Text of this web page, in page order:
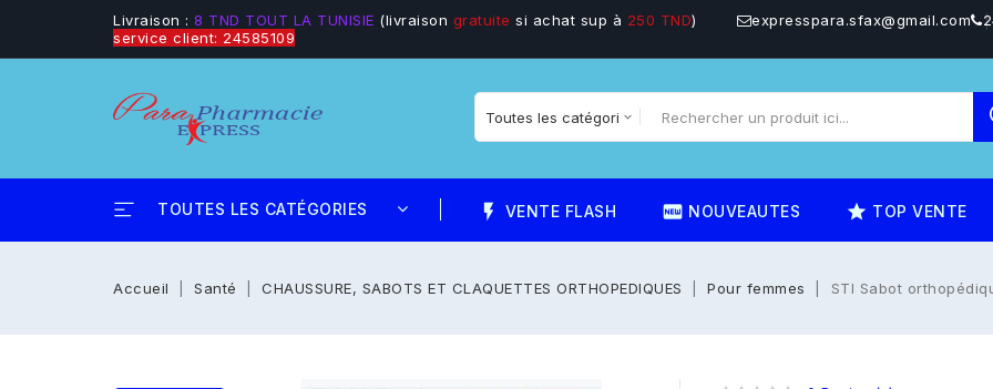
Livraison : 8 TND TOUT LA TUNISIE (livraison gratuite si achat sup à 250 TND)
service client: 24585109
expresspara.sfax@gmail.com
TOUTES LES CATÉGORIES flash_on VENTE FLASH fiber_new NOUVEAUTES star_rate
TOP VENTE
Accueil Santé CHAUSSURE, SABOTS ET CLAQUETTES ORTHOPEDIQUES Pour femmes STI Sabot